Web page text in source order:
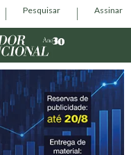
Pesquisar Assinar